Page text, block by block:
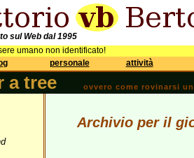
sul Web dal 1995
umano non identificato!
personale attività
a tree ovvero come rovinarsi
Archivio per il